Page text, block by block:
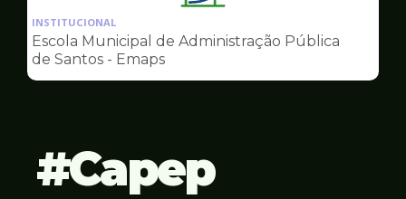
pagina
Gestão
INSTITUCIONAL
Escola Municipal de Administração Pública
de Santos - Emaps
Capep